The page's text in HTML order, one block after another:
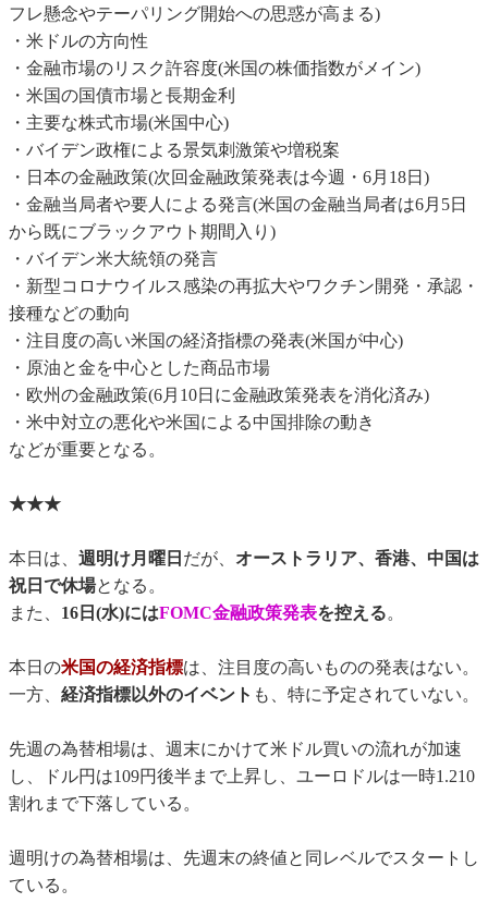
フレ懸念やテーパリング開始への思惑が高まる)
・米ドルの方向性
・金融市場のリスク許容度(米国の株価指数がメイン)
・米国の国債市場と長期金利
・主要な株式市場(米国中心)
・バイデン政権による景気刺激策や増税案
・日本の金融政策(次回金融政策発表は今週・6月18日)
・金融当局者や要人による発言(米国の金融当局者は6月5日
から既にブラックアウト期間入り)
・バイデン米大統領の発言
・新型コロナウイルス感染の再拡大やワクチン開発・承認・
接種などの動向
・注目度の高い米国の経済指標の発表(米国が中心)
・原油と金を中心とした商品市場
・欧州の金融政策(6月10日に金融政策発表を消化済み)
・米中対立の悪化や米国による中国排除の動き
などが重要となる。
★★★
本日は、 週明け月曜日 だが、 オーストラリア、香港、中国は
祝日で休場となる。
また、 16日(水)にはFOMC金融政策発表を控える。
本日の米国の経済指標は、注目度の高いものの発表はない。
一方、 経済指標以外のイベント も、特に予定されていない。
先週の為替相場は、週末にかけて米ドル買いの流れが加速
し、ドル円は109円後半まで上昇し、ユーロドルは一時1.210
割れまで下落している。
週明けの為替相場は、先週末の終値と同レベルでスタートし
ている。